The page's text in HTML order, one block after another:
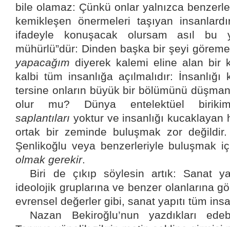
bile olamaz: Çünkü onlar yalnızca
kemikleşen önermeleri taşıyan
ifadeyle konuşacak olursam asıl bu
mühürlü”dür: Dinden başka bir şeyi
yapacağım diyerek kalemi eline alan bir
kalbi tüm insanlığa açılmalıdır:
tersine onların büyük bir bölümünü
olur mu? Dünya entelektüel
saplantıları yoktur ve insanlığı
ortak bir zeminde buluşmak zor
Şenlikoğlu veya benzerleriyle buluşmak
olmak gerekir.
Biri de çıkıp söylesin artık: Sanat
ideolojik gruplarına ve benzer olanlarına
evrensel değerler gibi, sanat yapıtı tüm
Nazan Bekiroğlu’nun yazdıkları